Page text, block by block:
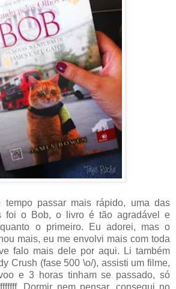
passar mais rápido, uma das
foi o Bob, o livro é tão agradável e
o primeiro. Eu adorei, mas o
mais, eu me envolvi mais com toda
falo mais dele por aqui. Li também
Crush (fase 500 \o/), assisti um filme,
e 3 horas tinham se passado, só
Dormir nem pensar, consegui no